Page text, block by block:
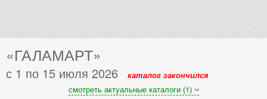
«ГАЛАМАРТ»
с 1 по 15 июля 2026
каталог закончился
смотреть актуальные каталоги (1)